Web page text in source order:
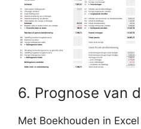
6. Prognose van
Met Boekhouden in